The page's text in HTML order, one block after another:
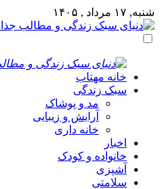
شنبه, ۱۷ مرداد , ۱۴۰۵
خانه مهتاب
سبک زندگی
مد و پوشاک
آرایش و زیبایی
خانه داری
اخبار
خانواده و کودک
آشپزی
سلامتی